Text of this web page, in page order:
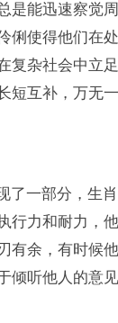
是能迅速察觉
使得他们在
复杂社会中立
短互补，万无一
一部分，生
行力和耐力，
有余，有时候
倾听他人的意